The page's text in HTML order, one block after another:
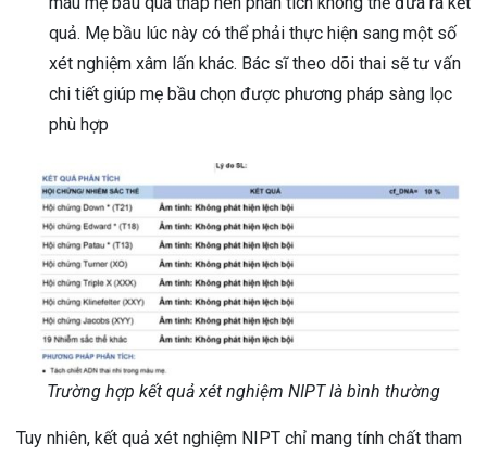
quả. Mẹ bầu lúc này có thể phải thực hiện sang một số
xét nghiệm xâm lấn khác. Bác sĩ theo dõi thai sẽ tư vấn
chi tiết giúp mẹ bầu chọn được phương pháp sàng lọc
phù hợp
Trường hợp kết quả xét nghiệm NIPT là bình thường
Tuy nhiên, kết quả xét nghiệm NIPT chỉ mang tính chất tham